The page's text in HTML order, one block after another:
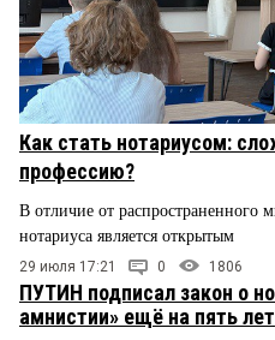
Как стать нотариусом:
профессию?
В отличие от распространенного
нотариуса является открытым
29 июля 17:21 0 1806
ПУТИН подписал закон о
амнистии» ещё на пять лет